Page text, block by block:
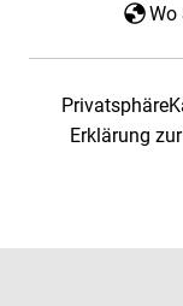
Wo
Privatsphäre
Erklärung